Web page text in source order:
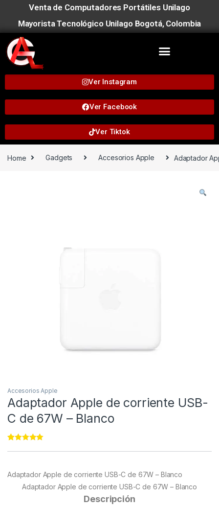
Venta de Computadores Portátiles Unilago
Mayorista Tecnológico Unilago Bogotá, Colombia
Ver Instagram
Ver Facebook
Ver Tiktok
Home Gadgets Accesorios Apple Adaptador
Accesorios Apple
Adaptador Apple de corriente USB-
C de 67W – Blanco
ratings
Adaptador Apple de corriente USB-C de 67W – Blanco
Adaptador Apple de corriente USB-C de 67W – Blanco
Descripción